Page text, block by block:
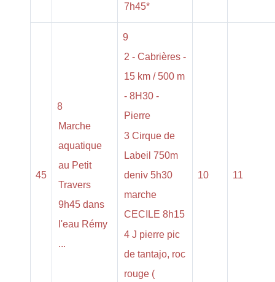
7h45*
45
8
Marche
aquatique
au Petit
Travers
9h45 dans
l'eau Rémy
...
9
2 - Cabrières -
15 km / 500 m
- 8H30 -
Pierre
3 Cirque de
Labeil 750m
deniv 5h30
marche
CECILE 8h15
4 J pierre pic
de tantajo, roc
rouge (
10 11